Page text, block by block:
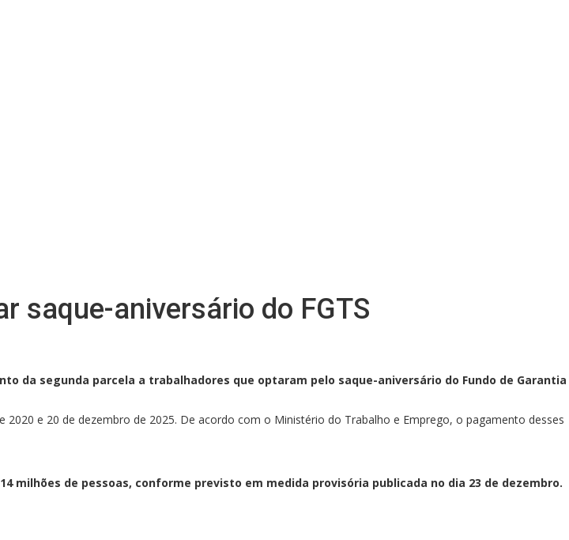
saque-aniversário do FGTS
da segunda parcela a trabalhadores que optaram pelo saque-aniversário do Fundo de Garantia
e 20 de dezembro de 2025. De acordo com o Ministério do Trabalho e Emprego, o pagamento desses
milhões de pessoas, conforme previsto em medida provisória publicada no dia 23 de dezembro.